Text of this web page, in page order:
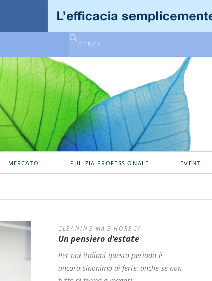
MERCATO PULIZIA PROFESSIONALE EVENTI
CLEANING MAG HORECA
Un pensiero d’estate
Per noi italiani questo periodo è
ancora sinonimo di ferie, anche se non